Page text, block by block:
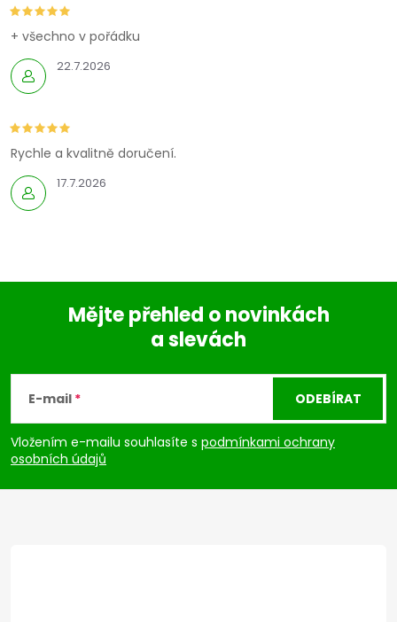
22.7.2026
+ všechno v pořádku
17.7.2026
Rychle a kvalitně doručení.
p
a
Mějte přehled o novinkách
a slevách
E-mail
Vložením e-mailu souhlasíte s podmínkami ochrany
osobních údajů
ODEBÍRAT